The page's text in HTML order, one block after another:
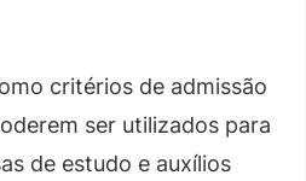
critérios de admissão
ser utilizados para
de estudo e auxílios